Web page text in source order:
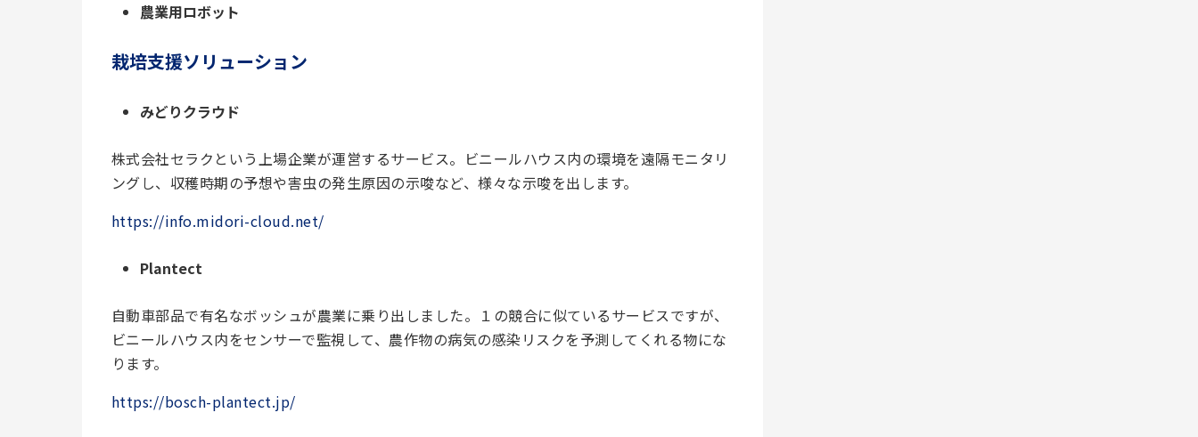
農業用ロボット
栽培支援ソリューション
みどりクラウド
株式会社セラクという上場企業が運営するサービス。ビニールハウス内の環境を遠隔モニタリ
ングし、収穫時期の予想や害虫の発生原因の示唆など、様々な示唆を出します。
https://info.midori-cloud.net/
Plantect
自動車部品で有名なボッシュが農業に乗り出しました。１の競合に似ているサービスですが、
ビニールハウス内をセンサーで監視して、農作物の病気の感染リスクを予測してくれる物にな
ります。
https://bosch-plantect.jp/